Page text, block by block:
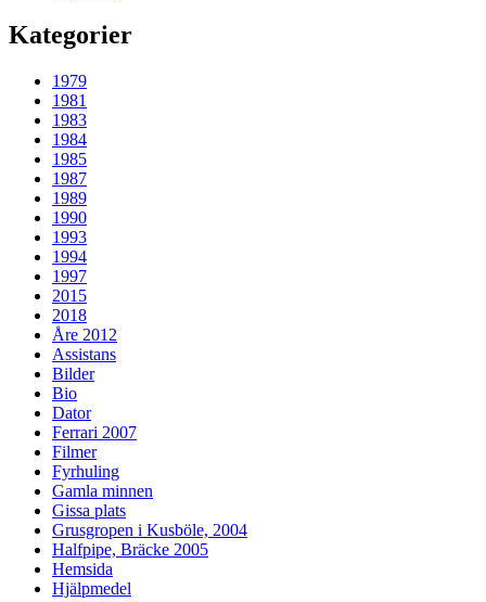
Kategorier
1979
1981
1983
1984
1985
1987
1989
1990
1993
1994
1997
2015
2018
Åre 2012
Assistans
Bilder
Bio
Dator
Ferrari 2007
Filmer
Fyrhuling
Gamla minnen
Gissa plats
Grusgropen i Kusböle, 2004
Halfpipe, Bräcke 2005
Hemsida
Hjälpmedel